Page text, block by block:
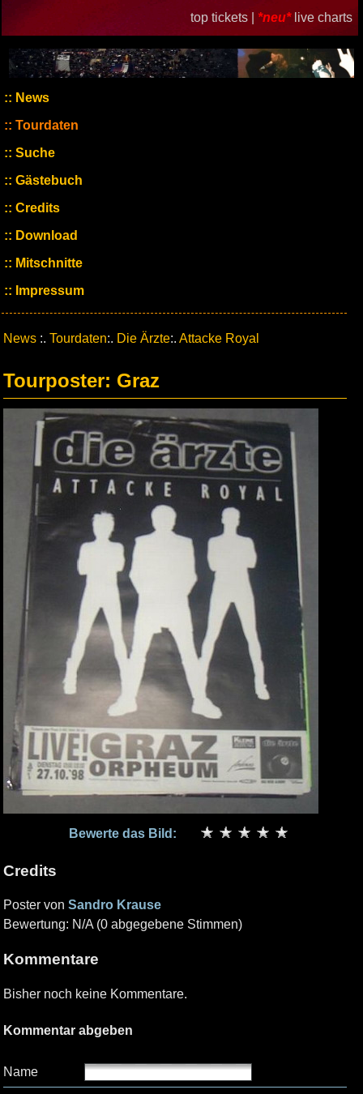
top tickets | *neu* live charts
News
Tourdaten
Suche
Gästebuch
Credits
Download
Mitschnitte
Impressum
News :. Tourdaten:. Die Ärzte:. Attacke Royal
Tourposter: Graz
Bewerte das Bild:
Credits
Poster von Sandro Krause
Bewertung: N/A (0 abgegebene Stimmen)
Kommentare
Bisher noch keine Kommentare.
Kommentar abgeben
Name